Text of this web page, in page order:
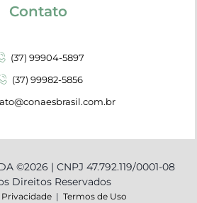
Contato
(37) 99904-5897
(37) 99982-5856
©2026 | CNPJ 47.792.119/0001-08
Direitos Reservados
| Termos de Uso